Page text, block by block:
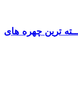
ترین چهره های